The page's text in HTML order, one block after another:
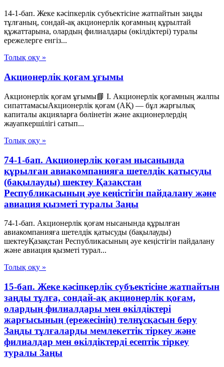
14-1-бап. Жеке кәсіпкерлік субъектісіне жатпайтын заңды
тұлғаның, сондай-ақ акционерлік қоғамның құрылтай
құжаттарына, олардың филиалдары (өкілдіктері) туралы
ережелерге енгіз...
Толық оқу »
Акционерлік қоғам ұғымы
Акционерлік қоғам ұғымы📘 I. Акционерлік қоғамның жалпы
сипаттамасыАкционерлік қоғам (АҚ) — бұл жарғылық
капиталы акцияларға бөлінетін және акционерлердің
жауапкершілігі сатып...
Толық оқу »
74-1-бап. Акционерлік қоғам нысанында
құрылған авиакомпанияға шетелдік қатысуды
(бақылауды) шектеу Қазақстан
Республикасының әуе кеңістігін пайдалану және
авиация қызметі туралы Заңы
74-1-бап. Акционерлік қоғам нысанында құрылған
авиакомпанияға шетелдік қатысуды (бақылауды)
шектеуҚазақстан Республикасының әуе кеңістігін пайдалану
және авиация қызметі турал...
Толық оқу »
15-бап. Жеке кәсiпкерлiк субъектiсiне жатпайтын
заңды тұлға, сондай-ақ акционерлiк қоғам,
олардың филиалдары мен өкiлдiктерi
жарғысының (ережесiнiң) телнұсқасын беру
Заңды тұлғаларды мемлекеттік тіркеу және
филиалдар мен өкілдіктерді есептік тіркеу
туралы Заңы